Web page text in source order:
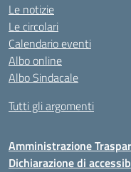
Le notizie
Le circolari
Calendario eventi
Albo online
Albo Sindacale
Tutti gli argomenti
Amministrazione
Dichiarazione di